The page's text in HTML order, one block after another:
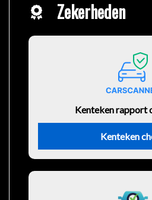
Zekerheden
Kenteken rapport
Kenteken